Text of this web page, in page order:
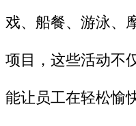
戏、船餐、游泳、
项目，这些活动不
能让员工在轻松愉